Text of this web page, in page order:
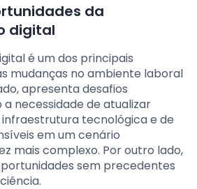
da
digital
é um dos principais
mudanças no ambiente laboral
apresenta desafios
necessidade de atualizar
tecnológica e de
em um cenário
mais complexo. Por outro lado,
sem precedentes